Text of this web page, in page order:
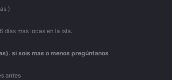
)
días mas locas en la isla.
si sois mas o menos pregúntanos
antes